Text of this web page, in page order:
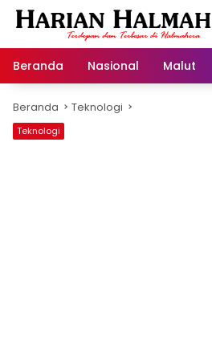
Langsung
Beranda
Nasional Malut
Beranda Teknologi
Teknologi